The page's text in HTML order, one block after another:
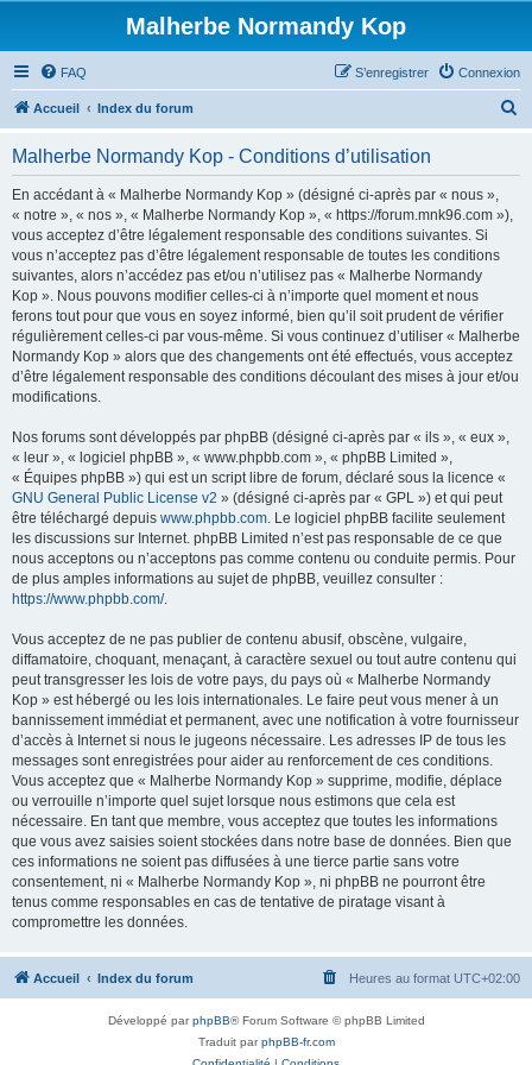
Malherbe Normandy Kop
FAQ Connexion
S’enregistrer
Accueil Index du forum
Malherbe Normandy Kop - Conditions d’utilisation
En accédant à « Malherbe Normandy Kop » (désigné ci-après par « nous »,
« notre », « nos », « Malherbe Normandy Kop », « https://forum.mnk96.com »),
vous acceptez d’être légalement responsable des conditions suivantes. Si
vous n’acceptez pas d’être légalement responsable de toutes les conditions
suivantes, alors n’accédez pas et/ou n’utilisez pas « Malherbe Normandy
Kop ». Nous pouvons modifier celles-ci à n’importe quel moment et nous
ferons tout pour que vous en soyez informé, bien qu’il soit prudent de vérifier
régulièrement celles-ci par vous-même. Si vous continuez d’utiliser « Malherbe
Normandy Kop » alors que des changements ont été effectués, vous acceptez
d’être légalement responsable des conditions découlant des mises à jour et/ou
modifications.
Nos forums sont développés par phpBB (désigné ci-après par « ils », « eux »,
« leur », « logiciel phpBB », « www.phpbb.com », « phpBB Limited »,
« Équipes phpBB ») qui est un script libre de forum, déclaré sous la licence «
GNU General Public License v2 » (désigné ci-après par « GPL ») et qui peut
être téléchargé depuis www.phpbb.com. Le logiciel phpBB facilite seulement
les discussions sur Internet. phpBB Limited n’est pas responsable de ce que
nous acceptons ou n’acceptons pas comme contenu ou conduite permis. Pour
de plus amples informations au sujet de phpBB, veuillez consulter :
https://www.phpbb.com/.
Vous acceptez de ne pas publier de contenu abusif, obscène, vulgaire,
diffamatoire, choquant, menaçant, à caractère sexuel ou tout autre contenu qui
peut transgresser les lois de votre pays, du pays où « Malherbe Normandy
Kop » est hébergé ou les lois internationales. Le faire peut vous mener à un
bannissement immédiat et permanent, avec une notification à votre fournisseur
d’accès à Internet si nous le jugeons nécessaire. Les adresses IP de tous les
messages sont enregistrées pour aider au renforcement de ces conditions.
Vous acceptez que « Malherbe Normandy Kop » supprime, modifie, déplace
ou verrouille n’importe quel sujet lorsque nous estimons que cela est
nécessaire. En tant que membre, vous acceptez que toutes les informations
que vous avez saisies soient stockées dans notre base de données. Bien que
ces informations ne soient pas diffusées à une tierce partie sans votre
consentement, ni « Malherbe Normandy Kop », ni phpBB ne pourront être
tenus comme responsables en cas de tentative de piratage visant à
compromettre les données.
Accueil Index du forum Heures au format UTC+02:00
Développé parphpBB® Forum Software © phpBB Limited
Traduit parphpBB-fr.com